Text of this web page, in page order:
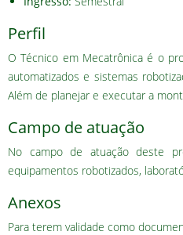
Perfil
O Técnico em Mecatrônica é o
automatizados e sistemas
Além de planejar e executar a
Campo de atuação
No campo de atuação deste
equipamentos robotizados,
Anexos
Para terem validade como